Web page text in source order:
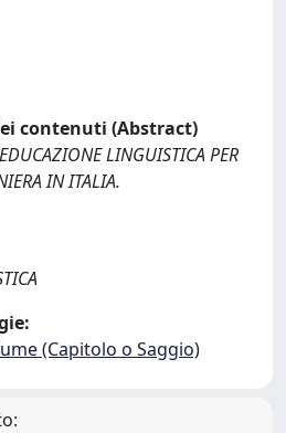
contenuti (Abstract)
LINGUISTICA PER
IN ITALIA.
(Capitolo o Saggio)